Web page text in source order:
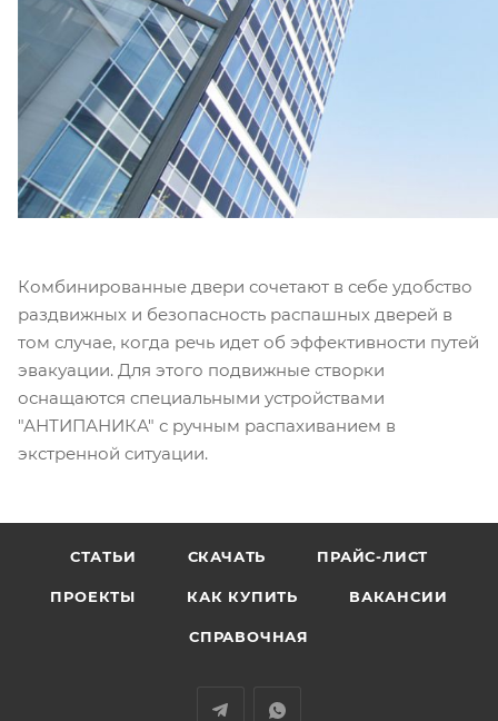
Комбинированные двери сочетают в себе удобство
раздвижных и безопасность распашных дверей в
том случае, когда речь идет об эффективности путей
эвакуации. Для этого подвижные створки
оснащаются специальными устройствами
"АНТИПАНИКА" с ручным распахиванием в
экстренной ситуации.
СТАТЬИ СКАЧАТЬ ПРАЙС-ЛИСТ
ПРОЕКТЫ КАК КУПИТЬ ВАКАНСИИ
СПРАВОЧНАЯ